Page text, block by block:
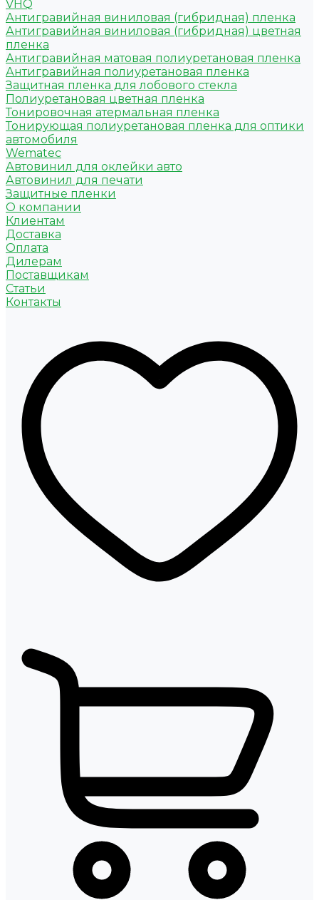
VHQ
Антигравийная виниловая (гибридная) пленка
Антигравийная виниловая (гибридная) цветная
пленка
Антигравийная матовая полиуретановая пленка
Антигравийная полиуретановая пленка
Защитная пленка для лобового стекла
Полиуретановая цветная пленка
Тонировочная атермальная пленка
Тонирующая полиуретановая пленка для оптики
автомобиля
Wematec
Автовинил для оклейки авто
Автовинил для печати
Защитные пленки
О компании
Клиентам
Доставка
Оплата
Дилерам
Поставщикам
Статьи
Контакты